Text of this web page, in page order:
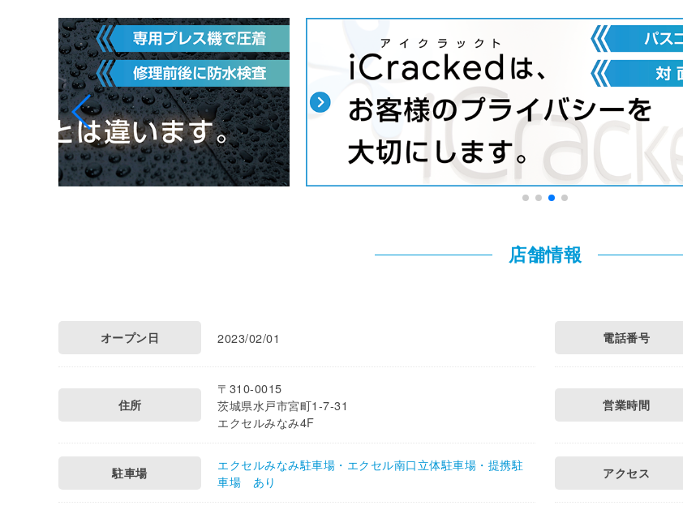
店舗情報
オープン日 2023/02/01 電話番号
住所
〒310-0015
茨城県水戸市宮町1-7-31
エクセルみなみ4F
営業時間
駐車場
エクセルみなみ駐車場・エクセル南口立体駐車場・提携駐
車場 あり
アクセス